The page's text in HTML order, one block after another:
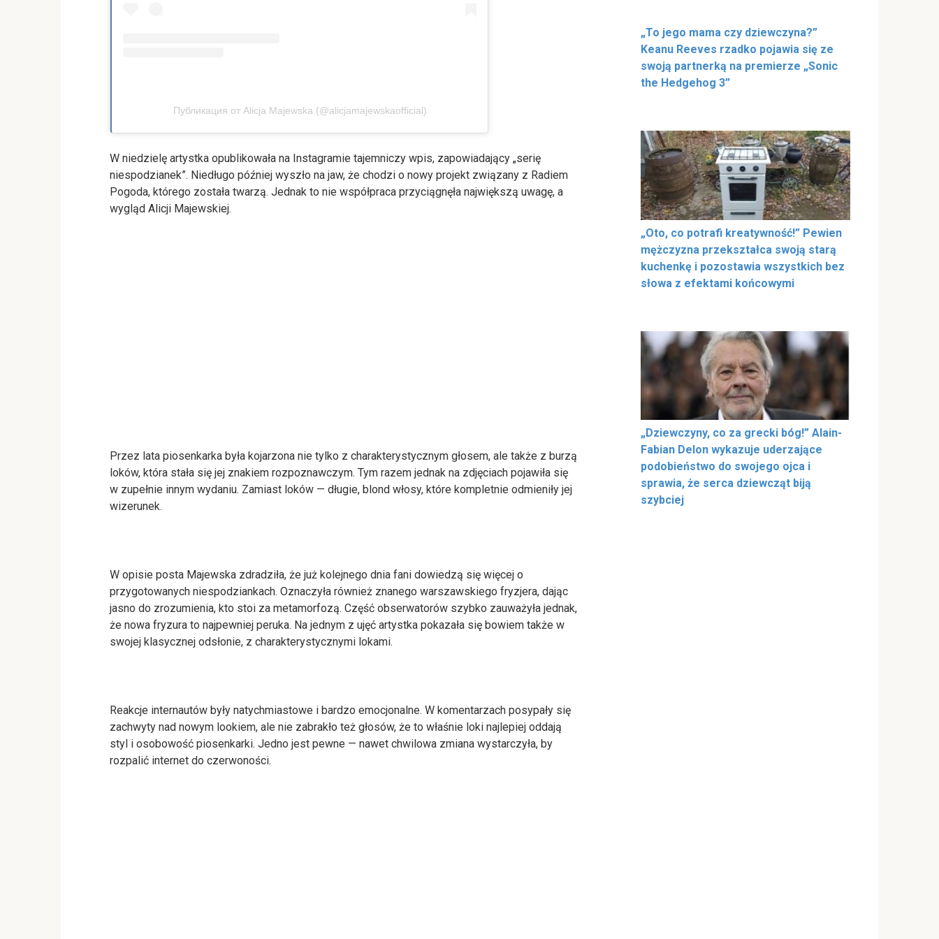
Публикация от Alicja Majewska (@alicjamajewskaofficial)
W niedzielę artystka opublikowała na Instagramie tajemniczy wpis, zapowiadający „serię
niespodzianek”. Niedługo później wyszło na jaw, że chodzi o nowy projekt związany z Radiem
Pogoda, którego została twarzą. Jednak to nie współpraca przyciągnęła największą uwagę, a
wygląd Alicji Majewskiej.
Przez lata piosenkarka była kojarzona nie tylko z charakterystycznym głosem, ale także z burzą
loków, która stała się jej znakiem rozpoznawczym. Tym razem jednak na zdjęciach pojawiła się
w zupełnie innym wydaniu. Zamiast loków — długie, blond włosy, które kompletnie odmieniły jej
wizerunek.
W opisie posta Majewska zdradziła, że już kolejnego dnia fani dowiedzą się więcej o
przygotowanych niespodziankach. Oznaczyła również znanego warszawskiego fryzjera, dając
jasno do zrozumienia, kto stoi za metamorfozą. Część obserwatorów szybko zauważyła jednak,
że nowa fryzura to najpewniej peruka. Na jednym z ujęć artystka pokazała się bowiem także w
swojej klasycznej odsłonie, z charakterystycznymi lokami.
Reakcje internautów były natychmiastowe i bardzo emocjonalne. W komentarzach posypały się
zachwyty nad nowym lookiem, ale nie zabrakło też głosów, że to właśnie loki najlepiej oddają
styl i osobowość piosenkarki. Jedno jest pewne — nawet chwilowa zmiana wystarczyła, by
rozpalić internet do czerwoności.
„To jego mama czy dziewczyna?”
Keanu Reeves rzadko pojawia się ze
swoją partnerką na premierze „Sonic
the Hedgehog 3”
„Oto, co potrafi kreatywność!” Pewien
mężczyzna przekształca swoją starą
kuchenkę i pozostawia wszystkich bez
słowa z efektami końcowymi
„Dziewczyny, co za grecki bóg!” Alain-
Fabian Delon wykazuje uderzające
podobieństwo do swojego ojca i
sprawia, że serca dziewcząt biją
szybciej